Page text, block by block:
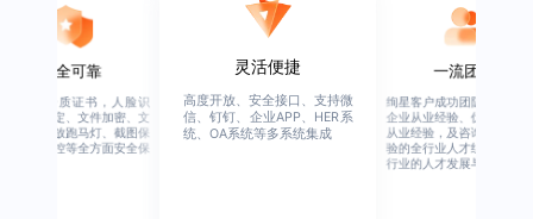
安全可靠
业权威资质证书，人脸识
、设备绑定、文件加密、文
水印、播放跑马灯、截图保
、权限管控等全方面安全保
灵活便捷
高度开放、安全接口、支持微
信、钉钉、企业APP、HER系
统、OA系统等多系统集成
一流团队
绚星客户成功团队，由有多
企业从业经验、优秀培训机
从业经验，及咨询公司从业
验的全行业人才组成，涉猎
行业的人才发展与培养模块